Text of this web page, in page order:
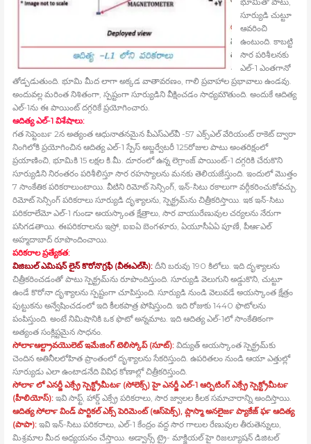
సూర్యుడి చుట్టూ
ఆవరించి
ఉంటుంది. కాబట్టి
సౌర పరిశీలనకు
ఎల్‍-1 ఎంతగానో
తోడ్పడుతుంది. భూమి మీద లాగా అక్కడ వాతావరణం, గాలి ప్రవాహాల ప్రభావాలు ఉండవు.
అందువల్ల మరింత నిశితంగా, స్పష్టంగా సూర్యుడిని వీక్షించడం సాధ్యమౌతుంది. అందుకే ఆదిత్య
ఎల్‍-1ను ఈ పాయింట్‍ దగ్గరికే ప్రయోగించారు.
ఆదిత్య ఎల్‍-1 విశేషాలు:
గత సెప్టెంబర్‍ 2న అత్యంత ఆధునాతనమైన పీఎస్‍ఎల్‍వీ -57 ఎక్స్ఎల్‍ వేరియంట్‍ రాకెట్‍ ద్వారా
నింగిలోకి ప్రయోగించిన ఆదిత్య ఎల్‍-1 స్పేస్‍ అబ్జర్వేటరీ 125రోజుల పాటు అంతరిక్షంలో
ప్రయాణించి, భూమికి 15 లక్షల కి.మీ. దూరంలో ఉన్న లెగ్రాంజ్‍ పాయింట్‍-1 దగ్గరికి చేరుకొని
సూర్యుడిని నిరంతరం పరిశీలిస్తూ సౌర రహస్యాలను మనకు తెలియజేస్తుంది. ఇందులో మొత్తం
7 సాంకేతిక పరికరాలుంటాయి. వీటిని రిమోట్‍ సెన్సింగ్‍, ఇన్‍-సిటు రకాలుగా వర్గీకరించుకోవచ్చు.
రిమోట్‍ సెన్సింగ్‍ పరికరాలు సూర్యుడి దృశ్యాలను, స్పెక్ట్రమ్‍ను చిత్రీకరిస్తాయి. ఇక ఇన్‍-సిటు
పరికరాలేమో ఎల్‍-1 గుండా అయస్కాంత క్షేత్రాలు, సౌర వాయురేణువుల చర్యలను నేరుగా
పసిగడతాయి. ఈపరికరాలను ఇస్రో, ఐఐఏ బెంగళూరు, ఏయూసీఏఏ పూణే, పీఆర్‍ఎల్‍
అహ్మదాబాద్‍ రూపొందించాయి.
పరికరాల ప్రత్యేకత:
విజిబుల్‍ ఎమిషన్‍ లైన్‍ కొరోనొగ్రఫీ (వీఈఎల్‍సీ):దీని బరువు 190 కిలోలు. ఇది దృశ్యాలను
చిత్రీకరించడంతో పాటు స్పెక్ట్రమ్‍ను రూపొందిస్తుంది. సూర్యుడి వెలుగుని అడ్డుకొని, చుట్టూ
ఉండే కొరోనా దృశ్యాలను స్పష్టంగా చూపిస్తుంది. సూర్యుడి నుండి వెలువడే అయస్కాంత క్షేత్రం
పుట్టుకను అన్వేషించడంలో ఇది కీలకపాత్ర పోషిస్తుంది. ఇది రోజుకు 1440 ఫొటోలను
పంపిస్తుంది. అంటే నిమిషానికి ఒక ఫొటో అన్నమాట. ఇది ఆదిత్య ఎల్‍-1లో సాంకేతికంగా
అత్యంత సంక్లిష్టమైన సాధనం.
సోలార్‍ఆల్ట్రావయొలెట్‍ ఇమేజింగ్‍ టెలిస్కోప్‍ (సూట్‍): విద్యుత్‍ అయస్కాంత స్పెక్ట్రమ్‍కు
చెందిన అతినీలలోహిత ప్రాంతంలో దృశ్యాలను సేకరిస్తుంది. ఉపరితలం నుండి ఆయా ఎత్తుల్లో
సూర్యుడు ఎలా ఉంటాడనేది వివిధ కోణాల్లో చిత్రీకరిస్తుంది.
సోలార్‍ లో ఎనర్జీ ఎక్స్రే స్పెక్ట్రోమీటర్‍ (సోలెక్స్) హై ఎనర్జీ ఎల్‍-1 ఆర్బిటింగ్‍ ఎక్స్రే స్పెక్ట్రోమీటర్‍
(హీలియోస్‍): ఇవి సాఫ్ట్, హార్డ్ ఎక్స్రే పరికరాలు, సౌర జ్వాలల కీలక సమాచారాన్ని అందిస్తాయి.
ఆదిత్య సోలార్‍ విండ్‍ పార్టికల్‍ ఎక్స్ పెరిమెంట్‍ (ఆస్‍పెక్స్), ప్లాస్మా అనలైజర్‍ ప్యాకేజ్‍ ఫర్‍ ఆదిత్య
(పాపా): ఇవి ఇన్‍-సిటు పరికరాలు, ఎల్‍-1 కేంద్రం వద్ద సౌర గాలుల రేణువుల తీరుతెన్నులు,
మిశ్రమాల మీద అధ్యయనం చేస్తాయి. అడ్వాన్స్ ట్రై- మాక్జియల్‍ హై రిజల్యూషన్‍ డిజిటల్‍